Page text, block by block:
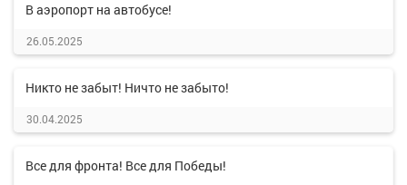
В аэропорт на автобусе!
26.05.2025
Никто не забыт! Ничто не забыто!
30.04.2025
Все для фронта! Все для Победы!